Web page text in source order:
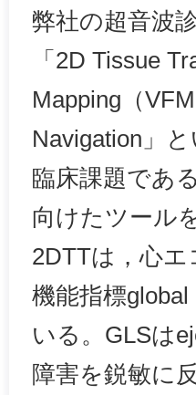
弊社の超音波
「2D Tissue
Mapping（
Navigation」
臨床課題であ
向けたツール
2DTTは，心
機能指標
いる。GLSは
障害を鋭敏に